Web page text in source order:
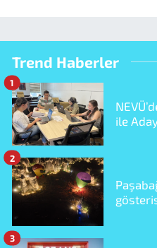
Trend Haberler
ile
1
2
3